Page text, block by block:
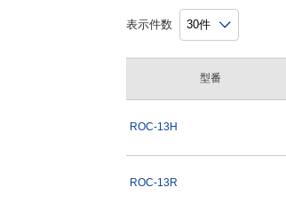
表示件数
型番
ROC-13H
ROC-13R